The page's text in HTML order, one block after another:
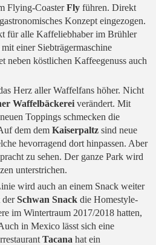
Flying-CoasterFly führen. Direkt
Konzept eingezogen.
für alle Kaffeliebhaber im Brühler
einer Siebträgermaschine
neben köstlichen Kaffeegenuss auch
Herz aller Waffelfans höher. Nicht
Waffelbäckerei verändert. Mit
Toppings schmecken die
dem dem Kaiserpaltz sind neue
hevorragend dort hinpassen. Aber
zu sehen. Der ganze Park wird
unterstrichen.
wird auch an einem Snack weiter
derSchwan Snack die Homestyle-
im Wintertraum 2017/2018 hatten,
in Mexico lässt sich eine
Tacana hat ein